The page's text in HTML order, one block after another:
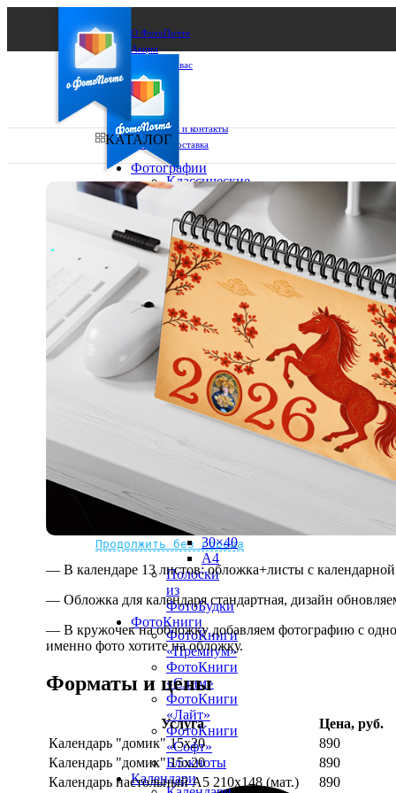
О ФотоПочте
Акции
Сделаем за вас
Бизнесу
FAQ
Франшиза
Поддержка и контакты
Оплата и доставка
Ваш город:
Ваш регион доставки
Выберите из списка:
Не нашли Ваш город?
Мы доставляем по всему миру
Продолжить без города
КАТАЛОГ
Фотографии
Классические
10х10
10х15
13х18
15х15
15х20
20х20
30х30
30х40
А4
Фото
рамке
10х10
10×15
15×15
20×20
20×30
30×30
30×40
A4
Полоски
из
ФотоБудки
ФотоКниги
ФотоКниги
«Премиум»
ФотоКниги
«Слим»
ФотоКниги
«Лайт»
ФотоКниги
«Софт»
Блокноты
Календари
— В календаре 13 листов: обложка+листы с календарной
— Обложка для календаря стандартная, дизайн
— В кружочек на обложку добавляем фотографию с
именно фото хотите на обложку.
Форматы и цены
Услуга
Цена, руб.
Календарь "домик" 15х20
890
Календарь "домик" 15х20
890
Календарь настольный А5 210х148 (мат.)
890